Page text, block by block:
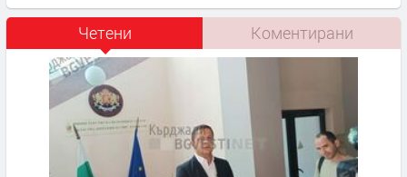
Четени Коментирани